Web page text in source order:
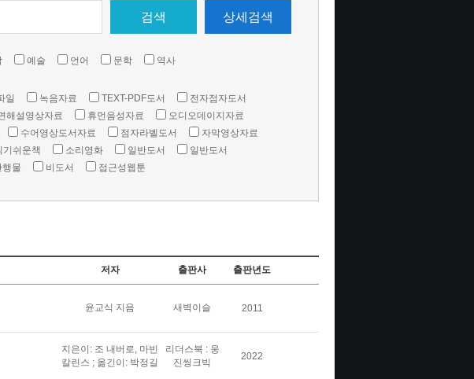
검색 상세검색
예술 언어 문학 역사
일 녹음자료 TEXT-PDF도서
전자점자도서
해설영상자료 휴먼음성자료
오디오데이지자료
수어영상도서자료 점자라벨도서
자막영상자료
기쉬운책 소리영화 일반도서
일반도서
행물 비도서 접근성웹툰
저자 출판사 출판년도
윤교식 지음 새벽이슬 2011
지은이: 조 내버로, 마빈
칼린스 ; 옮긴이: 박정길
리더스북 : 웅
진씽크빅
2022